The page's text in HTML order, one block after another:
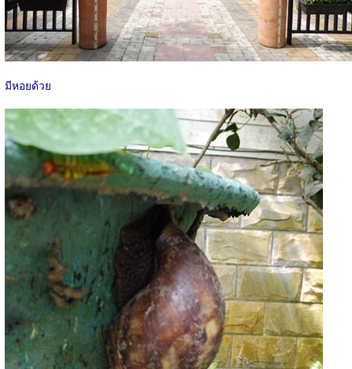
มีหอยด้วย